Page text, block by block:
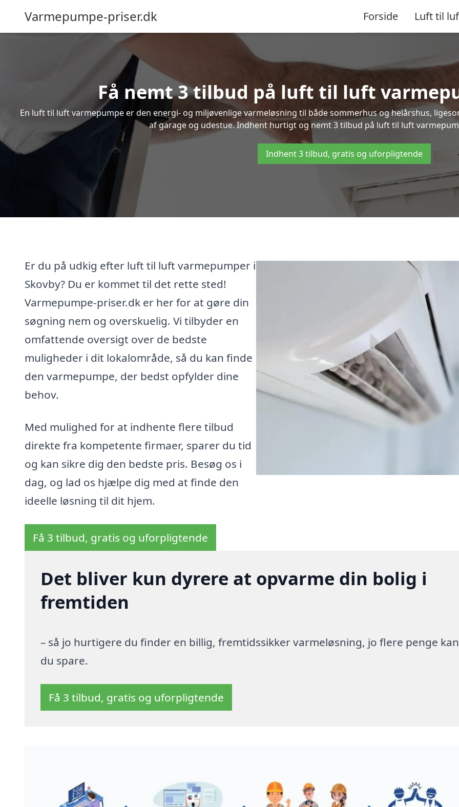
Varmepumpe-priser.dk Forside Luft til
Få nemt 3 tilbud på luft til luft
En luft til luft varmepumpe er den energi- og miljøvenlige varmeløsning til både sommerhus og helårshus,
af garage og udestue. Indhent hurtigt og nemt 3 tilbud på luft til luft
Indhent 3 tilbud, gratis og uforpligtende
Er du på udkig efter luft til luft varmepumper i
Skovby? Du er kommet til det rette sted!
Varmepumpe-priser.dk er her for at gøre din
søgning nem og overskuelig. Vi tilbyder en
omfattende oversigt over de bedste
muligheder i dit lokalområde, så du kan finde
den varmepumpe, der bedst opfylder dine
behov.
Med mulighed for at indhente flere tilbud
direkte fra kompetente firmaer, sparer du tid
og kan sikre dig den bedste pris. Besøg os i
dag, og lad os hjælpe dig med at finde den
ideelle løsning til dit hjem.
Få 3 tilbud, gratis og uforpligtende
Det bliver kun dyrere at opvarme din bolig i
fremtiden
– så jo hurtigere du finder en billig, fremtidssikker varmeløsning, jo flere penge kan
du spare.
Få 3 tilbud, gratis og uforpligtende